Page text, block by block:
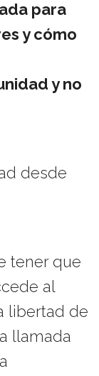
para
y cómo
y no
desde
tener que
al
libertad de
llamada